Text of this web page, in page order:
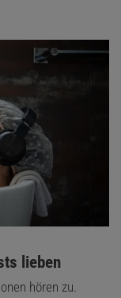
lieben
hören zu.